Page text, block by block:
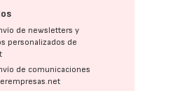
de newsletters y
personalizados de
de comunicaciones